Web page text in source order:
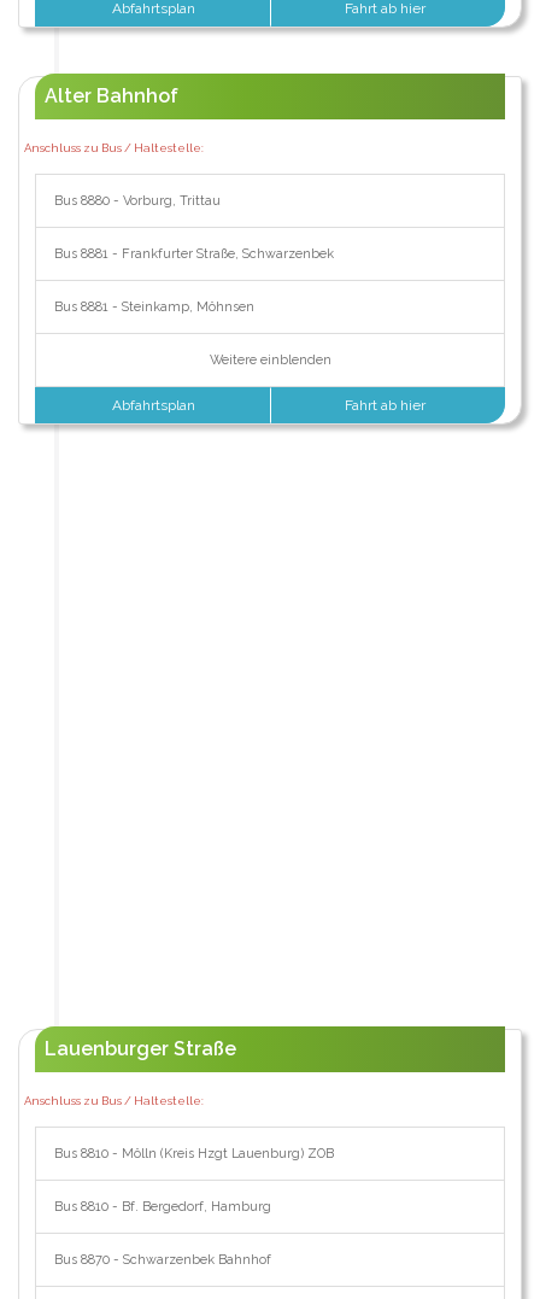
Abfahrtsplan Fahrt ab hier
Alter Bahnhof
Anschluss zu Bus / Haltestelle:
Bus 8880 - Vorburg, Trittau
Bus 8881 - Frankfurter Straße, Schwarzenbek
Bus 8881 - Steinkamp, Möhnsen
Weitere einblenden
Abfahrtsplan Fahrt ab hier
Lauenburger Straße
Anschluss zu Bus / Haltestelle:
Bus 8810 - Mölln (Kreis Hzgt Lauenburg) ZOB
Bus 8810 - Bf. Bergedorf, Hamburg
Bus 8870 - Schwarzenbek Bahnhof